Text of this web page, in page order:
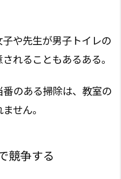
や先生が男子トイレの
れることもあるある。
のある掃除は、教室の
せん。
競争する